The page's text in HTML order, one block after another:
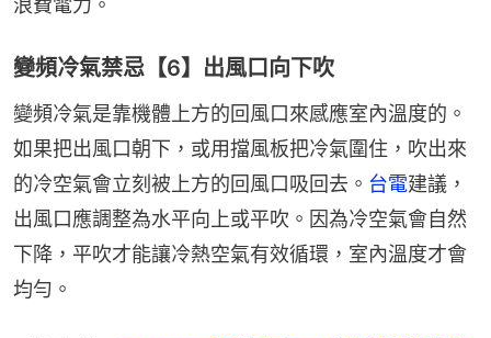
浪費電力。
變頻冷氣禁忌【6】出風口向下吹
變頻冷氣是靠機體上方的回風口來感應室內溫度的。
如果把出風口朝下，或用擋風板把冷氣圍住，吹出來
的冷空氣會立刻被上方的回風口吸回去。 台電建議，
出風口應調整為水平向上或平吹。因為冷空氣會自然
下降，平吹才能讓冷熱空氣有效循環，室內溫度才會
均勻。